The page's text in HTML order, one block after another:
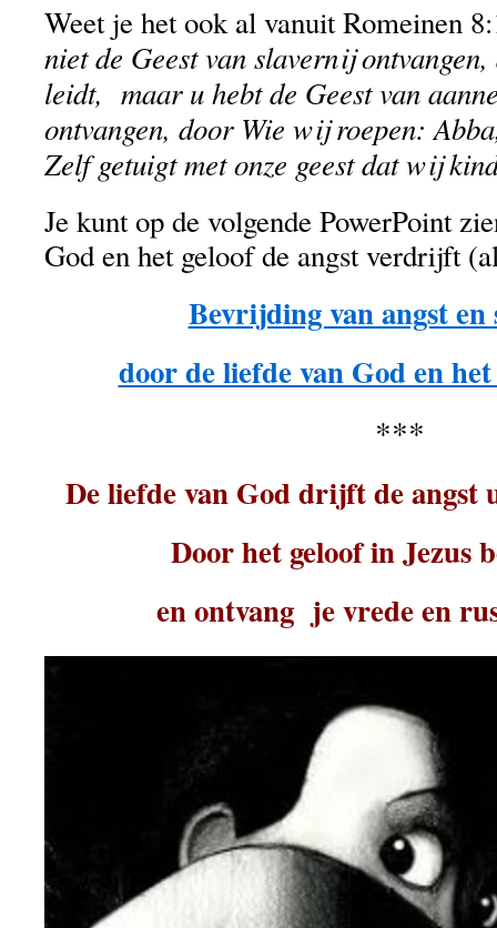
Weet je het ook al vanuit Romeinen
niet de Geest van slavernij
leidt, maar u hebt de Geest van
ontvangen, door Wie wij roepen:
Zelf getuigt met onze geest dat wij
Je kunt op de volgende PowerPoint
God en het geloof de angst verdrijft
Bevrijding van angst en
door de liefde van God en
***
De liefde van God drijft de angst
Door het geloof in Jezus
en ontvang je vrede en